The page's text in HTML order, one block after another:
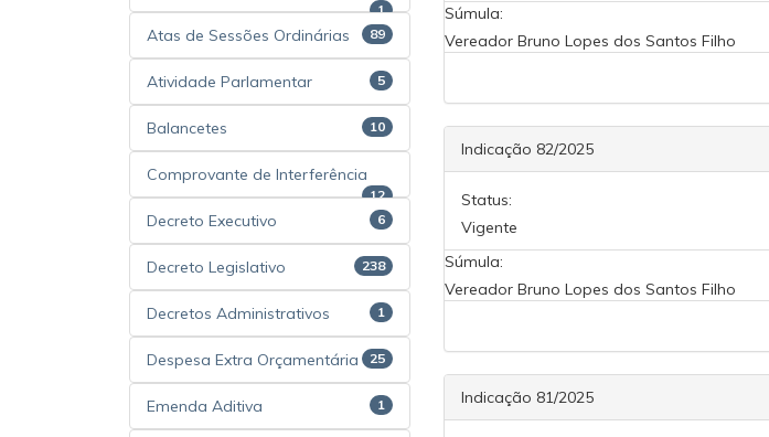
1
Atas de Sessões Ordinárias 89
Atividade Parlamentar 5
Balancetes 10
Comprovante de Interferência
12
Decreto Executivo 6
Decreto Legislativo 238
Decretos Administrativos 1
Despesa Extra Orçamentária 25
Emenda Aditiva 1
Súmula:
Vereador Bruno Lopes dos Santos Filho
Indicação 82/2025
Status:
Vigente
Súmula:
Vereador Bruno Lopes dos Santos Filho
Indicação 81/2025